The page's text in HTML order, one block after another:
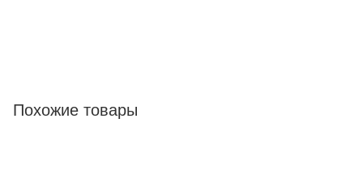
Похожие товары